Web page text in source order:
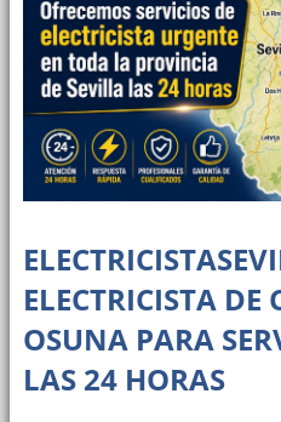
ELECTRICISTA
OSUNA PARA
LAS 24 HORAS